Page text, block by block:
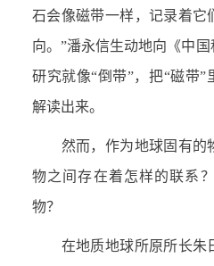
石会像磁带一样，记录着它
向。”潘永信生动地向《中
研究就像“倒带”，把“磁带”
解读出来。
然而，作为地球固有的
物之间存在着怎样的联系
物？
在地质地球所原所长朱